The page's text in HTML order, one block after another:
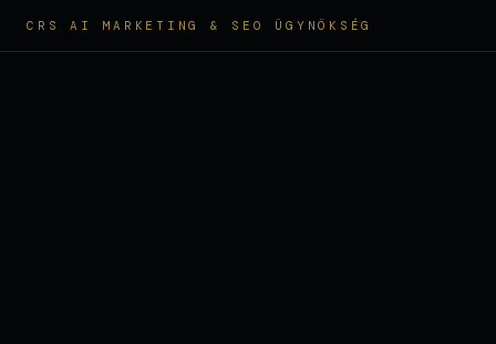
CRS AI MARKETING & SEO ÜGYNÖKSÉG